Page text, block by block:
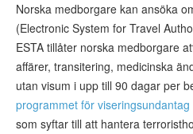
Norska medborgare kan ansöka
(Electronic System for Travel
ESTA tillåter norska medborgare
affärer, transitering, medicinska
utan visum i upp till 90 dagar per
programmet för viseringsundantag
som syftar till att hantera